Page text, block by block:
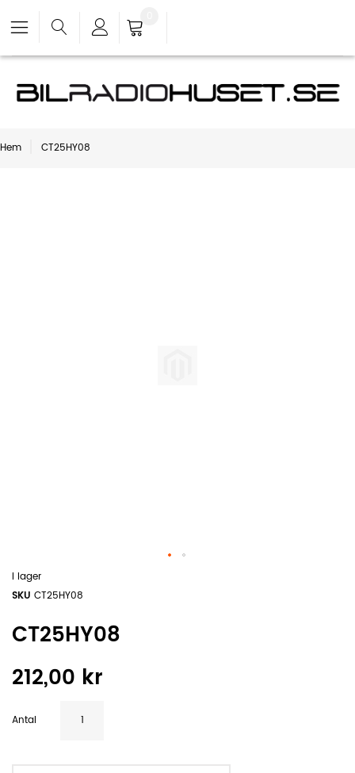
Hem CT25HY08
I lager
SKU CT25HY08
CT25HY08
212,00 kr
Antal